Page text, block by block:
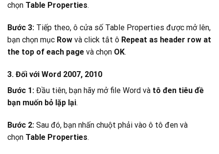
chọn Table Properties.
Bước 3: Tiếp theo, ô cửa số Table Properties được mở lên,
bạn chọn mục Row và click tắt ô Repeat as header row at
the top of each page và chọn OK.
3. Đối với Word 2007, 2010
Bước 1: Đầu tiên, bạn hãy mở file Word và tô đen tiêu đề
bạn muốn bỏ lặp lại.
Bước 2: Sau đó, bạn nhấn chuột phải vào ô tô đen và
chọn Table Properties.